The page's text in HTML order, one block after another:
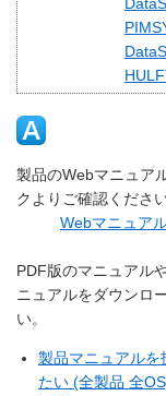
製品のWebマニュア
クよりご確認ください
Webマニュア
PDF版のマニュアル
ニュアルをダウンロ
い。
製品マニュアルを
たい (全製品 全